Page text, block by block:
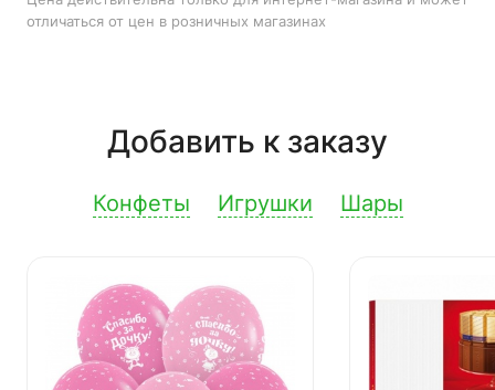
отличаться от цен в розничных магазинах
Добавить к заказу
Конфеты Игрушки Шары